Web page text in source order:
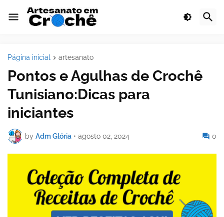
Página inicial artesanato
Pontos e Agulhas de Crochê
Tunisiano:Dicas para
iniciantes
by Adm Glória • agosto 02, 2024 0